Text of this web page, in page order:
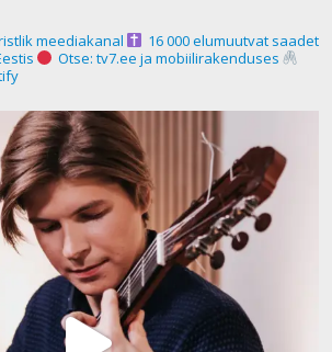
meediakanal
16 000 elumuutvat saadet
Otse: tv7.ee ja mobiilirakenduses